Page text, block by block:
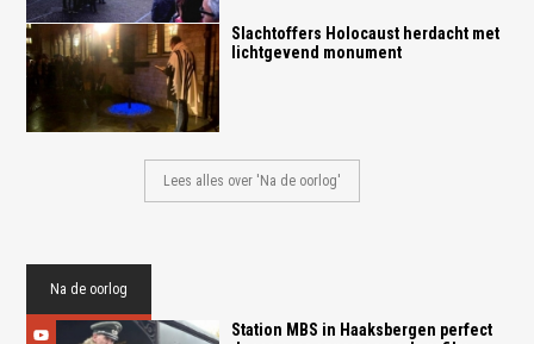
Slachtoffers Holocaust herdacht met
lichtgevend monument
Lees alles over 'Na de oorlog'
Na de oorlog
Station MBS in Haaksbergen perfect